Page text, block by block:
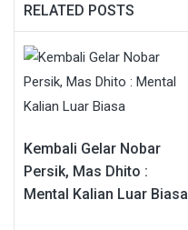
RELATED POSTS
Kembali Gelar Nobar
Persik, Mas Dhito :
Mental Kalian Luar Biasa